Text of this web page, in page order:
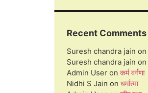
Recent Comments
Suresh chandra jain on
Suresh chandra jain on
Admin Useronकर्म वर्गणा
Nidhi S Jain on धर्मात्मा